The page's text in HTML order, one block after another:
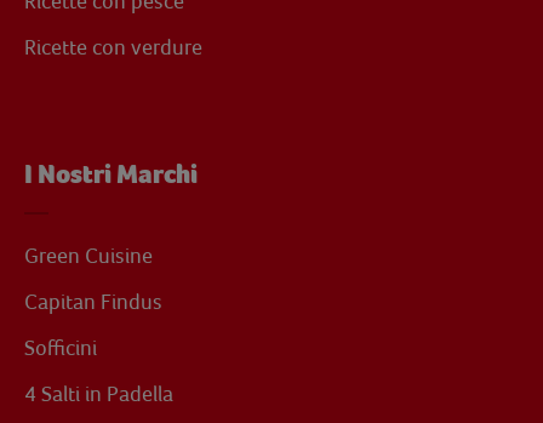
Ricette con verdure
I Nostri Marchi
Green Cuisine
Capitan Findus
Sofficini
4 Salti in Padella